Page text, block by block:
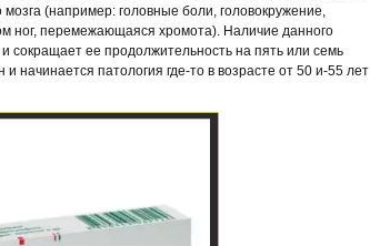
(например: головные боли, головокружение,
ног, перемежающаяся хромота). Наличие данного
сокращает ее продолжительность на пять или семь
начинается патология где-то в возрасте от 50 и-55 лет